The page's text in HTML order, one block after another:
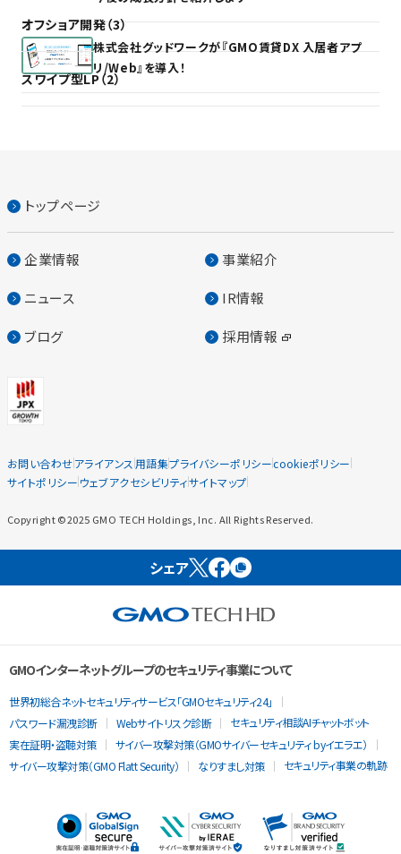
オフショア開発（3）
スワイプ型LP（2）
株式会社グッドワークが『GMO賃貸DX 入居者アプ
リ/Web』を導入！
トップページ
企業情報 事業紹介
ニュース IR情報
ブログ 採用情報
お問い合わせアライアンス 用語集プライバシーポリシーcookieポリシー
サイトポリシー ウェブアクセシビリティサイトマップ
Copyright ©2025 GMO TECH Holdings, Inc. All Rights Reserved.
シェア
GMOインターネットグループのセキュリティ事業について
世界初総合ネットセキュリティサービス「GMOセキュリティ24」
パスワード漏洩診断
Webサイトリスク診断
セキュリティ相談AIチャットボット
実在証明・盗聴対策
サイバー攻撃対策（GMOサイバーセキュリティ byイエラエ）
サイバー攻撃対策（GMO Flatt Security）
なりすまし対策 セキュリティ事業の軌跡